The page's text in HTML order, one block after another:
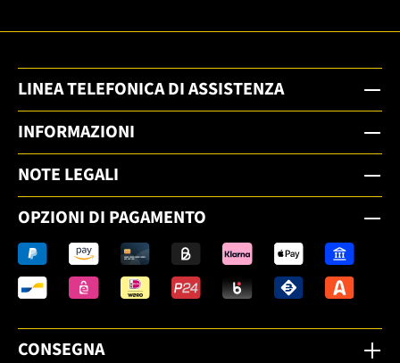
LINEA TELEFONICA DI ASSISTENZA
INFORMAZIONI
NOTE LEGALI
OPZIONI DI PAGAMENTO
CONSEGNA